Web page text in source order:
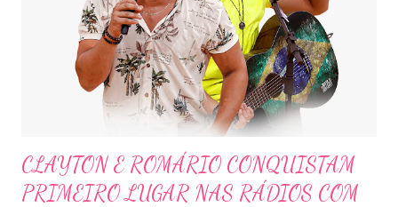
CLAYTON E ROMÁRIO CONQUISTAM
PRIMEIRO LUGAR NAS RÁDIOS COM